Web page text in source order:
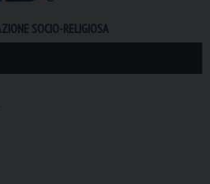
o
r
m
e
SOCIO-RELIGIOSA